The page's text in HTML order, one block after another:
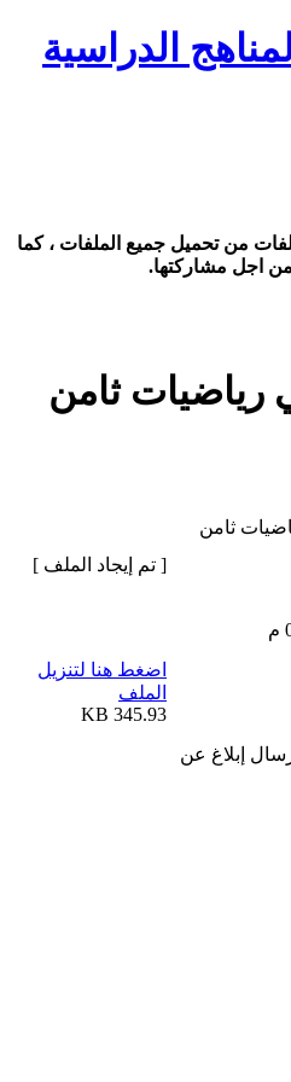
الدراسية
من تحميل جميع الملفات ، كما
اجل مشاركتها.
رياضيات ثامن
ثامن
إبلاغ عن
[ تم إيجاد الملف ]
اضغط هنا لتنزيل
الملف
345.93 KB